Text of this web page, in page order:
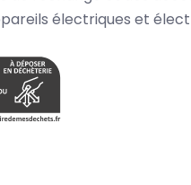
électriques et